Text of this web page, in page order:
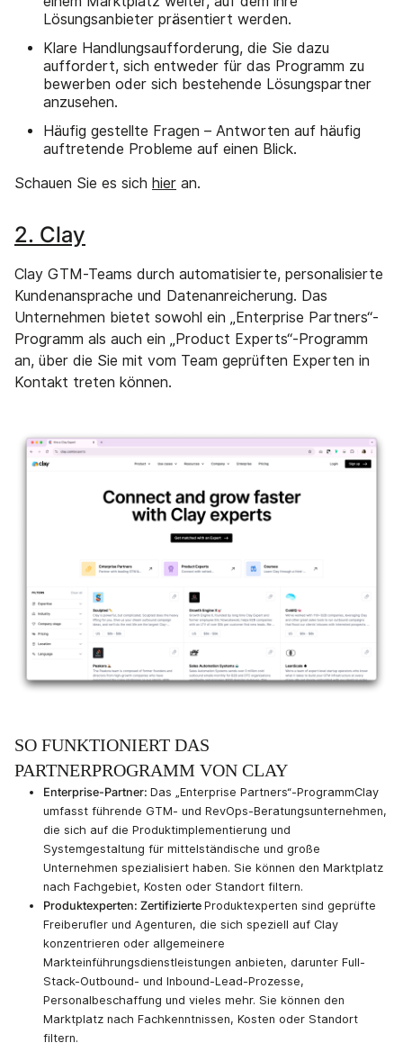
Lösungsanbieter präsentiert werden.
Klare Handlungsaufforderung, die Sie dazu
auffordert, sich entweder für das Programm zu
bewerben oder sich bestehende Lösungspartner
anzusehen.
Häufig gestellte Fragen – Antworten auf häufig
auftretende Probleme auf einen Blick.
Schauen Sie es sich hier an.
2. Clay
Clay GTM-Teams durch automatisierte, personalisierte
Kundenansprache und Datenanreicherung. Das
Unternehmen bietet sowohl ein „Enterprise Partners“-
Programm als auch ein „Product Experts“-Programm
an, über die Sie mit vom Team geprüften Experten in
Kontakt treten können.
SO FUNKTIONIERT DAS
PARTNERPROGRAMM VON CLAY
Enterprise-Partner: Das „Enterprise Partners“-ProgrammClay
umfasst führende GTM- und RevOps-Beratungsunternehmen,
die sich auf die Produktimplementierung und
Systemgestaltung für mittelständische und große
Unternehmen spezialisiert haben. Sie können den Marktplatz
nach Fachgebiet, Kosten oder Standort filtern.
Produktexperten: Zertifizierte Produktexperten sind geprüfte
Freiberufler und Agenturen, die sich speziell auf Clay
konzentrieren oder allgemeinere
Markteinführungsdienstleistungen anbieten, darunter Full-
Stack-Outbound- und Inbound-Lead-Prozesse,
Personalbeschaffung und vieles mehr. Sie können den
Marktplatz nach Fachkenntnissen, Kosten oder Standort
filtern.